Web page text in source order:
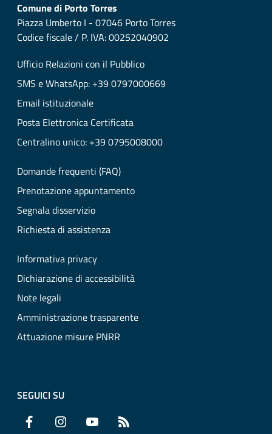
Comune di Porto Torres
Piazza Umberto I - 07046 Porto Torres
Codice fiscale / P. IVA: 00252040902
Ufficio Relazioni con il Pubblico
SMS e WhatsApp: +39 0797000669
Email istituzionale
Posta Elettronica Certificata
Centralino unico: +39 0795008000
Domande frequenti (FAQ)
Prenotazione appuntamento
Segnala disservizio
Richiesta di assistenza
Informativa privacy
Dichiarazione di accessibilità
Note legali
Amministrazione trasparente
Attuazione misure PNRR
SEGUICI SU
Facebook Instagram YouTube